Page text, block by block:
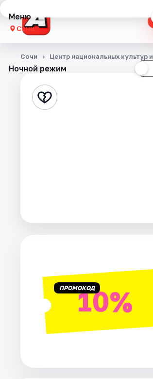
Меню
Сочи
Концерты
Стендап
Артисты
Рейтинги
Ночной режим
Сочи Центр национальных культур
ПРОМОКОД10%